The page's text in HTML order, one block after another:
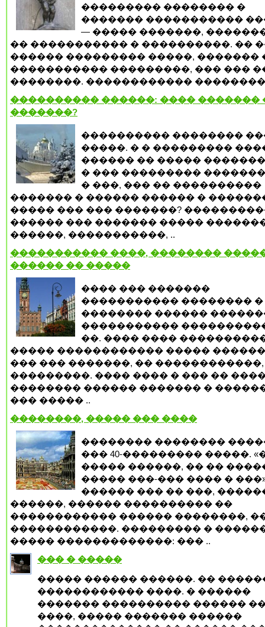
��������� �������� �
������� �����������
— ����� �������,
�� ����������� � ����������. ��
������ ��������� �����, �������
����������� ���������, ��� ���
��������. ������������
���������� ������: ���� �������
�������?
���������� ��������
�����. � � ���������
������ �� �����
� ��� ���������
� ���, ��� �� ����������
������� � ������ ������ �
����� ��� ��� �������?
������ ��� ������� �����
������, �����������, ..
����������� ����, ��������
������ �� �����
���� ��� �������
����������� �������� �
�������� ������
�����������
��. ���� ����
����� ������������ �����
��� ��� �������, �� ������������,
���������. ���� ���� � ��� ��
�������� ������ ������� �
��� ����� ..
��������, ����� ��� ����
�������� ��������
��� 40-��������� �����.
����� ������, �� ��
����� ���-��� ���� �
������ ��� �� ���,
������, ������ ���������� ��
������������ ������ ��������,
������������. ��������� �
����� �������������: ��� ..
��� � �����
����� ������ ������. ��
������������ ����. � ������
������� ���������� ������
����, ����� ������� ������